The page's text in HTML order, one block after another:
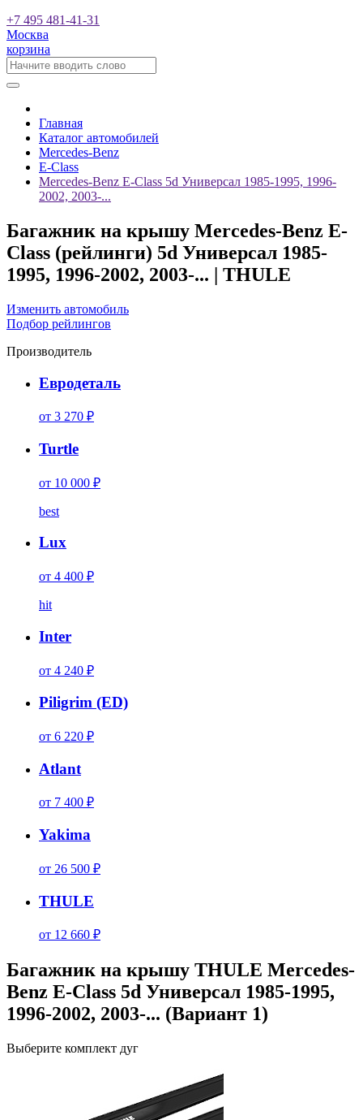
+7 495 481-41-31
Москва
корзина
Главная
Каталог автомобилей
Mercedes-Benz
E-Class
Mercedes-Benz E-Class 5d Универсал 1985-1995, 1996-
2002, 2003-...
Багажник на крышу Mercedes-Benz E-
Class (рейлинги) 5d Универсал 1985-
1995, 1996-2002, 2003-... | THULE
Изменить автомобиль
Подбор рейлингов
Производитель
Евродеталь
от 3 270 ₽
Turtle
от 10 000 ₽
best
Lux
от 4 400 ₽
hit
Inter
от 4 240 ₽
Piligrim (ED)
от 6 220 ₽
Atlant
от 7 400 ₽
Yakima
от 26 500 ₽
THULE
от 12 660 ₽
Багажник на крышу THULE Mercedes-
Benz E-Class 5d Универсал 1985-1995,
1996-2002, 2003-... (Вариант 1)
Выберите комплект дуг